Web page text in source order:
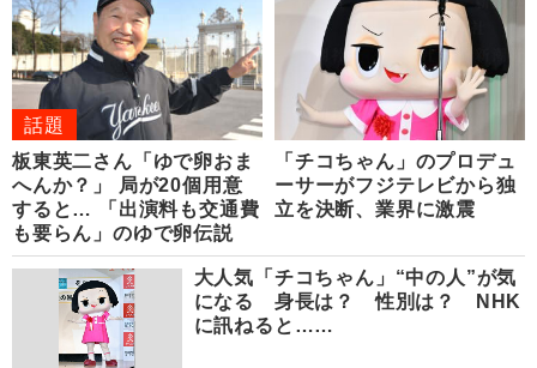
話題
板東英二さん「ゆで卵おま
へんか？」 局が20個用意
すると… 「出演料も交通費
も要らん」のゆで卵伝説
「チコちゃん」のプロデュ
ーサーがフジテレビから独
立を決断、業界に激震
大人気「チコちゃん」“中の人”が気
になる 身長は？ 性別は？ NHK
に訊ねると……